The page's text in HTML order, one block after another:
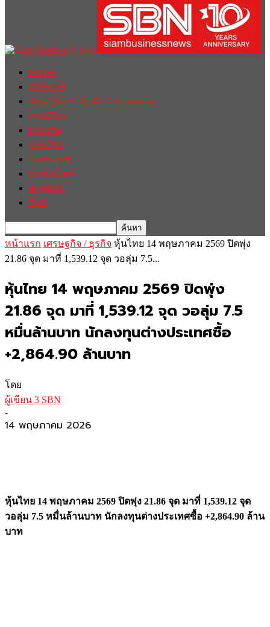
Home
ฮอตนิวส์
เศรษฐกิจ / ธุรกิจ / การตลาด
การเมือง
รายงาน
บทความ
สัมภาษณ์
ต่างประเทศ
english
อื่นๆ
หน้าแรก เศรษฐกิจ / ธุรกิจ หุ้นไทย 14 พฤษภาคม 2569 ปิดพุ่ง
21.86 จุด มาที่ 1,539.12 จุด วอลุ่ม 7.5...
หุ้นไทย 14 พฤษภาคม 2569 ปิดพุ่ง
21.86 จุด มาที่ 1,539.12 จุด วอลุ่ม 7.5
หมื่นล้านบาท นักลงทุนต่างประเทศซื้อ
+2,864.90 ล้านบาท
โดย
ผู้เขียน 3 SBN
-
14 พฤษภาคม 2026
หุ้นไทย 14 พฤษภาคม 2569 ปิดพุ่ง 21.86 จุด มาที่ 1,539.12 จุด
วอลุ่ม 7.5 หมื่นล้านบาท นักลงทุนต่างประเทศซื้อ +2,864.90 ล้าน
บาท